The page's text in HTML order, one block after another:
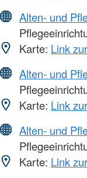
Alten- und
Karte: Link
Alten- und
Karte: Link
Alten- und
Karte: Link